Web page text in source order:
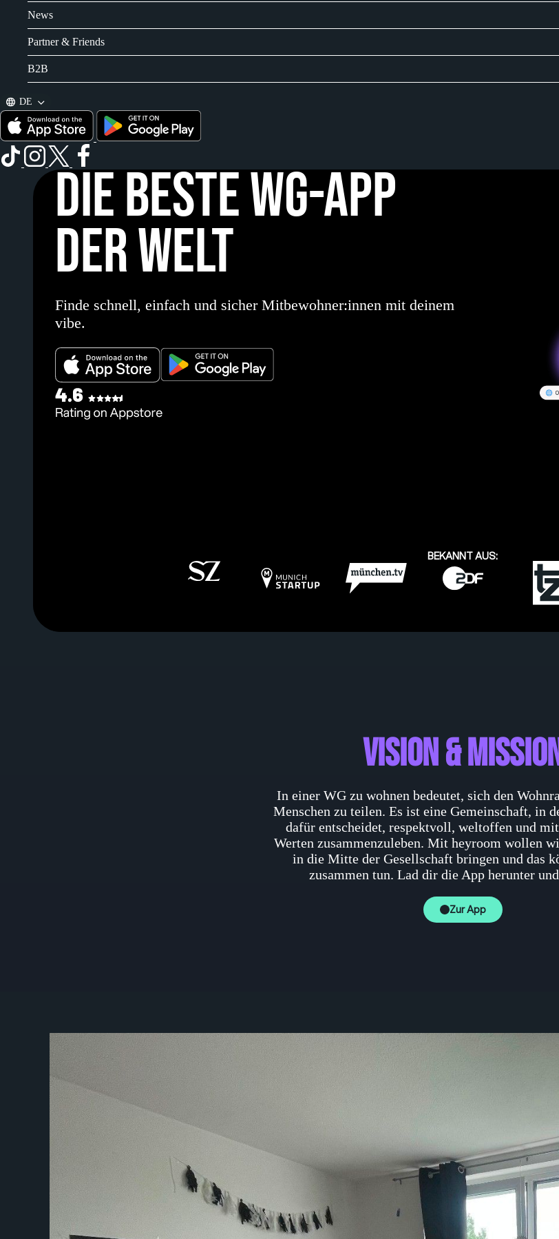
News
Partner & Friends
B2B
DE
DIE BESTE WG-APP
DER WELT
Finde schnell, einfach und sicher Mitbewohner:innen mit deinem
vibe.
BEKANNT AUS:
Vision &
In einer WG zu wohnen bedeutet, sich den
Menschen zu teilen. Es ist eine Gemeinschaft, in
dafür entscheidet, respektvoll, weltoffen und
Werten zusammenzuleben. Mit heyroom wollen
in die Mitte der Gesellschaft bringen und das
zusammen tun. Lad dir die App herunter
Zur App